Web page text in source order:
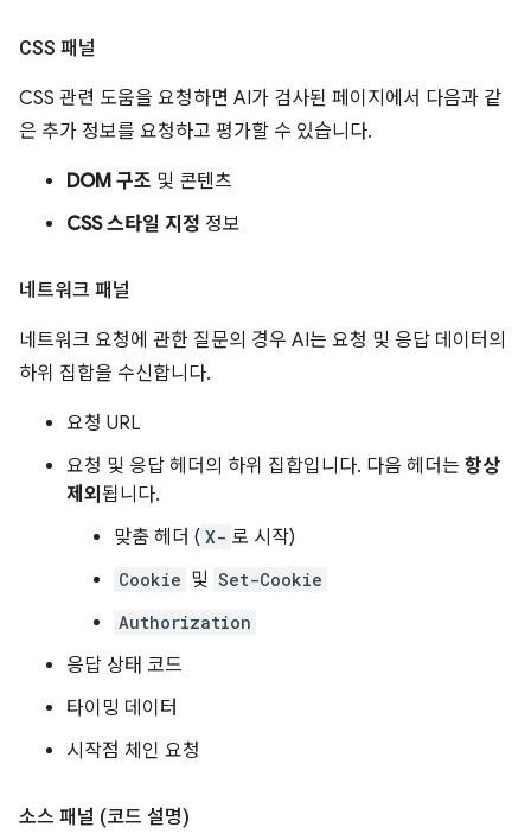
CSS 패널
CSS 관련 도움을 요청하면 AI가 검사된 페이지에서 다음과 같
은 추가 정보를 요청하고 평가할 수 있습니다.
DOM 구조 및 콘텐츠
CSS 스타일 지정 정보
네트워크 패널
네트워크 요청에 관한 질문의 경우 AI는 요청 및 응답 데이터의
하위 집합을 수신합니다.
요청 URL
요청 및 응답 헤더의 하위 집합입니다. 다음 헤더는 항상
제외 됩니다.
맞춤 헤더 ( X- 로 시작)
Cookie 및 Set-Cookie
Authorization
응답 상태 코드
타이밍 데이터
시작점 체인 요청
소스 패널 (코드 설명)